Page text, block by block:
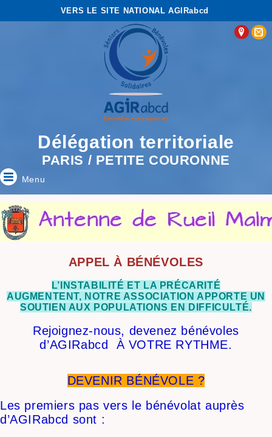
VERS LE SITE NATIONAL AGIRabcd
Délégation territoriale
PARIS / PETITE COURONNE
Menu
APPEL À BÉNÉVOLES
L’INSTABILITÉ ET LA PRÉCARITÉ
AUGMENTENT, NOTRE ASSOCIATION APPORTE UN
SOUTIEN AUX POPULATIONS EN DIFFICULTÉ.
Rejoignez-nous, devenez bénévoles
d’AGIRabcd À VOTRE RYTHME.
DEVENIR BÉNÉVOLE ?
Les premiers pas vers le bénévolat auprès
d’AGIRabcd sont :